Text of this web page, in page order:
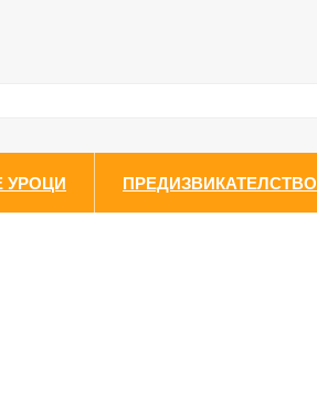
УРОЦИ ПРЕДИЗВИКАТЕЛСТВО